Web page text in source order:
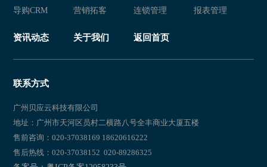
导购CRM
营销拓客 连锁管理 报表管理
资讯动态 关于我们 返回首页
联系方式
广州贝应云科技有限公司
地址：广州市天河区员村二横路八号全丰商业大厦五楼
售前咨询：020-37038169 18620616222
售后热线：020-37038152 020-89286325